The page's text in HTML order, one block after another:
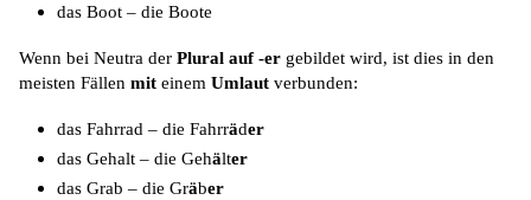
das Boot – die Boote
Wenn bei Neutra derPlural auf -er gebildet wird, ist dies in den
meisten Fällenmit einemUmlaut verbunden:
das Fahrrad – die Fahrräder
das Gehalt – die Gehälter
das Grab – die Gräber